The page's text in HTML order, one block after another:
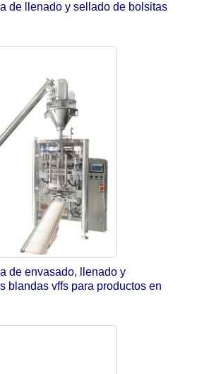
de llenado y sellado de bolsitas
de envasado, llenado y
blandas vffs para productos en